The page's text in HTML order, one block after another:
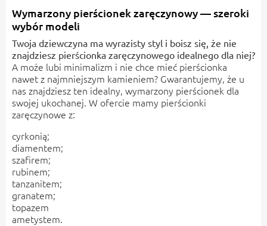
Wymarzony pierścionek zaręczynowy — szeroki
wybór modeli
Twoja dziewczyna ma wyrazisty styl i boisz się, że nie
znajdziesz pierścionka zaręczynowego idealnego dla niej?
A może lubi minimalizm i nie chce mieć pierścionka
nawet z najmniejszym kamieniem? Gwarantujemy, że u
nas znajdziesz ten idealny, wymarzony pierścionek dla
swojej ukochanej. W ofercie mamy pierścionki
zaręczynowe z:
cyrkonią;
diamentem;
szafirem;
rubinem;
tanzanitem;
granatem;
topazem
ametystem.